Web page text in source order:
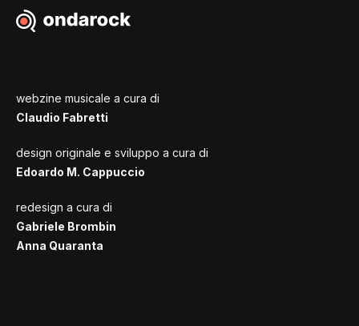
webzine musicale a cura di
Claudio Fabretti
design originale e sviluppo a cura di
Edoardo M. Cappuccio
redesign a cura di
Gabriele Brombin
Anna Quaranta